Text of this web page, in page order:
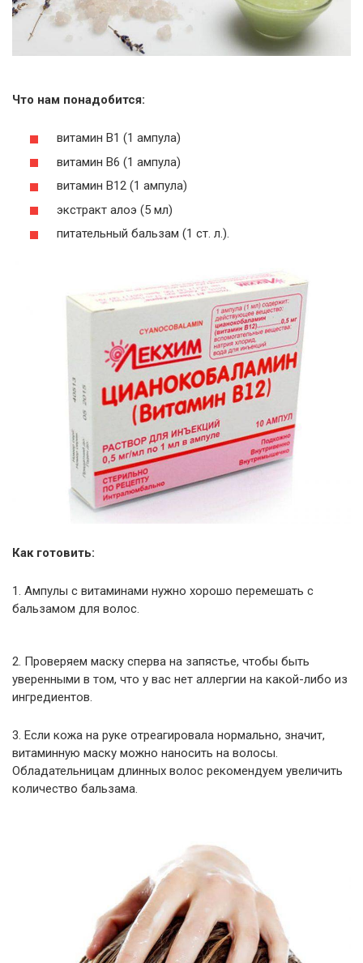
Что нам понадобится:
витамин В1 (1 ампула)
витамин В6 (1 ампула)
витамин В12 (1 ампула)
экстракт алоэ (5 мл)
питательный бальзам (1 ст. л.).
Как готовить:
1. Ампулы с витаминами нужно хорошо перемешать с
бальзамом для волос.
2. Проверяем маску сперва на запястье, чтобы быть
уверенными в том, что у вас нет аллергии на какой-либо из
ингредиентов.
3. Если кожа на руке отреагировала нормально, значит,
витаминную маску можно наносить на волосы.
Обладательницам длинных волос рекомендуем увеличить
количество бальзама.